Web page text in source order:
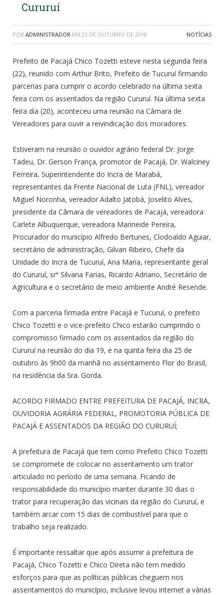
Cururuí
POR ADMINISTRADOR EM 23 DE OUTUBRO DE 2018 NOTÍCIAS
Prefeito de Pacajá Chico Tozetti esteve nesta segunda feira
(22), reunido com Arthur Brito, Prefeito de Tucuruí firmando
parcerias para cumprir o acordo celebrado na última sexta
feira com os assentados da região Cururuí. Na última sexta
feira dia (20), aconteceu uma reunião na Câmara de
Vereadores para ouvir a reivindicação dos moradores.
Estiveram na reunião o ouvidor agrário federal Dr. Jorge
Tadeu, Dr. Gerson França, promotor de Pacajá, Dr. Walciney
Ferreira, Superintendente do Incra de Marabá,
representantes da Frente Nacional de Luta (FNL), vereador
Miguel Noronha, vereador Adalto Jatobá, Joselito Alves,
presidente da Câmara de vereadores de Pacajá, vereadora
Carlete Albuquerque, vereadora Marineide Pereira,
Procurador do município Alfredo Bertunes, Clodoaldo Aguiar,
secretário de administração, Gilvan Ribeiro, Chefe da
Unidade do Incra de Tucuruí, Ana Maria, representante geral
do Cururuí, srª Silvana Farias, Ricardo Adriano, Secretário de
Agricultura e o secretário de meio ambiente André Resende.
Com a parceria firmada entre Pacajá e Tucuruí, o prefeito
Chico Tozetti e o vice-prefeito Chico estarão cumprindo o
compromisso firmado com os assentados da região do
Cururuí na reunião do dia 19, e na quinta feira dia 25 de
outubro às 9h00 da manhã no assentamento Flor do Brasil,
na residência da Sra. Gorda.
ACORDO FIRMADO ENTRE PREFEITURA DE PACAJÁ, INCRA,
OUVIDORIA AGRÁRIA FEDERAL, PROMOTORIA PÚBLICA DE
PACAJÁ E ASSENTADOS DA REGIÃO DO CURURUÍ;
A prefeitura de Pacajá que tem como Prefeito Chico Tozetti
se compromete de colocar no assentamento um trator
articulado no período de uma semana. Ficando de
responsabilidade do município manter durante 30 dias o
trator para recuperação das vicinais da região do Cururuí, e
também arcar com 15 dias de combustível para que o
trabalho seja realizado.
É importante ressaltar que após assumir a prefeitura de
Pacajá, Chico Tozetti e Chico Direta não tem medido
esforços para que as políticas públicas cheguem nos
assentamentos do município, inclusive levou internet a várias